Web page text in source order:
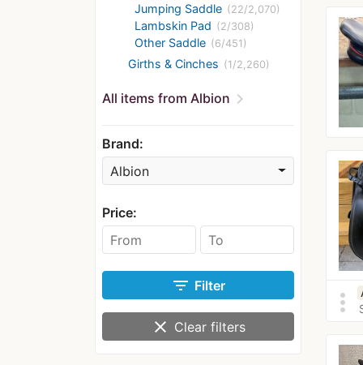
Jumping Saddle (22/2,070)
Lambskin Pad (2/308)
Other Saddle (6/451)
Girths & Cinches (1/2,260)
All items from Albion chevron_right
Brand:
Albion
Price:
filter_list Filter
clear Clear filters
more_vert